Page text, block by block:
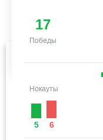
17
Победы
Нокауты
5 6